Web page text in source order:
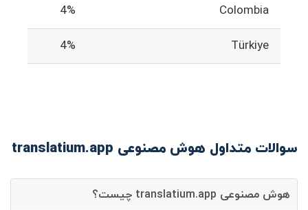
Colombia
4%
Türkiye
4%
سوالات متداول هوش مصنوعی translatium.app
هوش مصنوعی translatium.app چیست؟